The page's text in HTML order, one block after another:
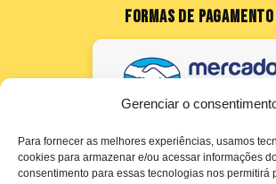
Gerenciar o
Para fornecer as melhores experiências, usamos
cookies para armazenar e/ou acessar informações
consentimento para essas tecnologias nos permitirá
FORMAS DE PAGAMENTO